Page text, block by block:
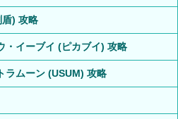
) 攻略
イーブイ (ピカブイ) 攻略
ラムーン (USUM) 攻略